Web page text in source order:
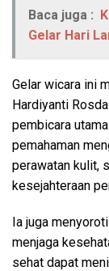
Baca juga :
Gelar Hari
Gelar wicara ini
Hardiyanti
pembicara
pemahaman
perawatan kulit,
kesejahteraan
Ia juga
menjaga
sehat dapat